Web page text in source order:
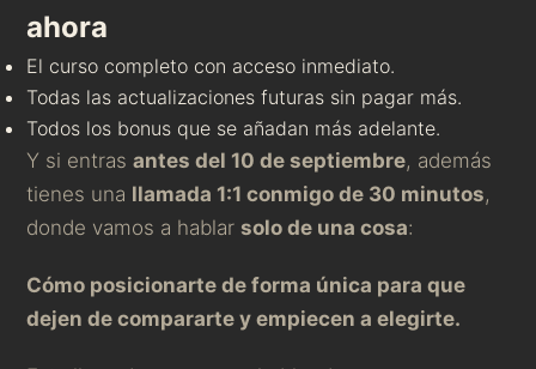
ahora
El curso completo con acceso inmediato.
Todas las actualizaciones futuras sin pagar más.
Todos los bonus que se añadan más adelante.
Y si entras antes del 10 de septiembre, además
tienes una llamada 1:1 conmigo de 30 minutos,
donde vamos a hablar solo de una cosa:
Cómo posicionarte de forma única para que
dejen de compararte y empiecen a elegirte.